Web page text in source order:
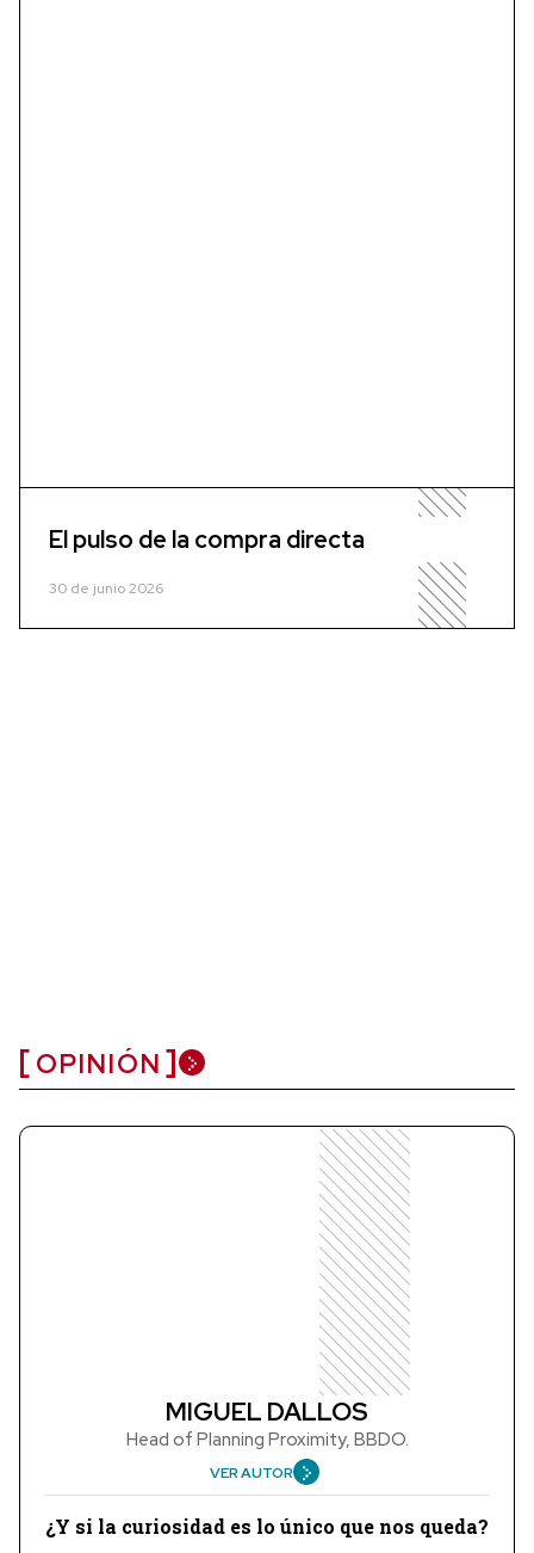
El pulso de la compra directa
30 de junio 2026
OPINIÓN
MIGUEL DALLOS
Head of Planning Proximity, BBDO.
VER AUTOR
¿Y si la curiosidad es lo único que nos queda?